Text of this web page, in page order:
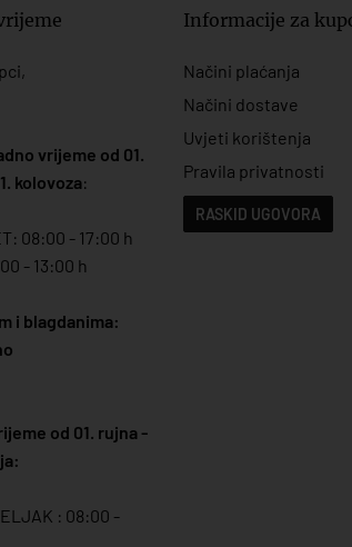
vrijeme od 01.
kolovoza:
08:00 - 17:00 h
- 13:00 h
i blagdanima:
od 01. rujna -
: 08:00 -
Informacije za
Načini plaćanja
Načini dostave
Uvjeti korištenja
Pravila privatnosti
RASKID UGOVORA